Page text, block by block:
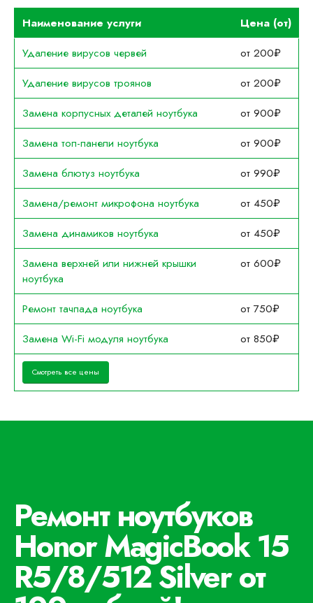
Наименование услуги
Цена (от)
Удаление вирусов червей
от 200₽
Удаление вирусов троянов
от 200₽
Замена корпусных деталей ноутбука
от 900₽
Замена топ-панели ноутбука
от 900₽
Замена блютуз ноутбука
от 990₽
Замена/ремонт микрофона ноутбука
от 450₽
Замена динамиков ноутбука
от 450₽
Замена верхней или нижней крышки
ноутбука
от 600₽
Ремонт тачпада ноутбука
от 750₽
Замена Wi-Fi модуля ноутбука
от 850₽
Смотреть все цены
Ремонт ноутбуков
Honor MagicBook 15
R5/8/512 Silver от